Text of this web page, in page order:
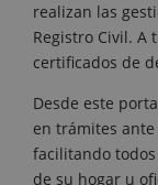
realizan las
Registro Civil. A
certificados de
Desde este
en trámites ante
facilitando
de su hogar u